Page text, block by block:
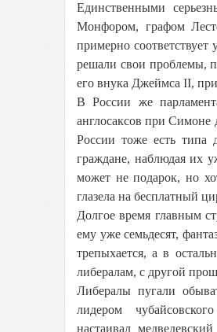
Единственными
Монфором, графом
примерно
решали свои проблемы,
его внука Джеймса II,
В России же
англосаксов при
России тоже есть типа
граждане, наблюдая их
может не подарок, но
глазела на бесплатный
Долгое время главным
ему уже семьдесят,
трепыхается, а в
либералам, с другой
Либералы пугали
лидером
настаивал